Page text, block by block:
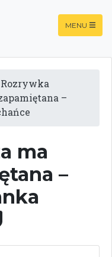
MENU
–
ma
–